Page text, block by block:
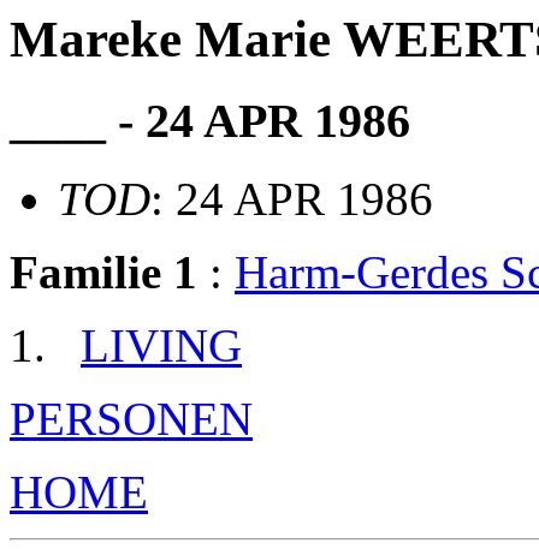
Mareke Marie
____ - 24 APR 1986
TOD: 24 APR 1986
Familie 1 : Harm-Gerdes
LIVING
PERSONEN
HOME